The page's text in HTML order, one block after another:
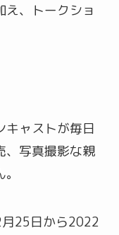
、トークショ
キャストが毎日
、写真撮影な親
25日から2022